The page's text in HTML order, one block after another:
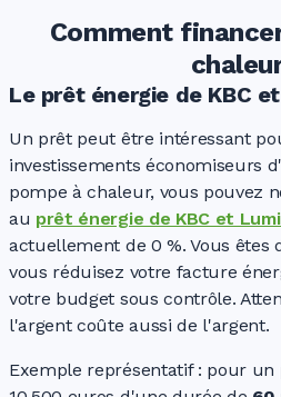
Comment
Le prêt énergie de KBC
Un prêt peut être intéressant
investissements économiseurs
pompe à chaleur, vous pouvez
au prêt énergie de KBC et
actuellement de 0 %. Vous êtes
vous réduisez votre facture
votre budget sous contrôle.
l'argent coûte aussi de l'argent.
Exemple représentatif : pour un